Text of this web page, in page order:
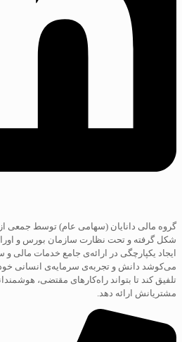
گروه مالی دانایان (سهامی عام) توسط جمعی
شکل گرفته و تحت نظارت سازمان بورس و
ایجاد یکپارچگی در ارائه‌ی جامع خدمات مالی و
می‌کوشد دانش و تجربه‌ی سرمایه‌ی انسانی خود
تلفیق کند تا بتواند راه‌کارهای مقتضی،
مشتریانش ارائه دهد.